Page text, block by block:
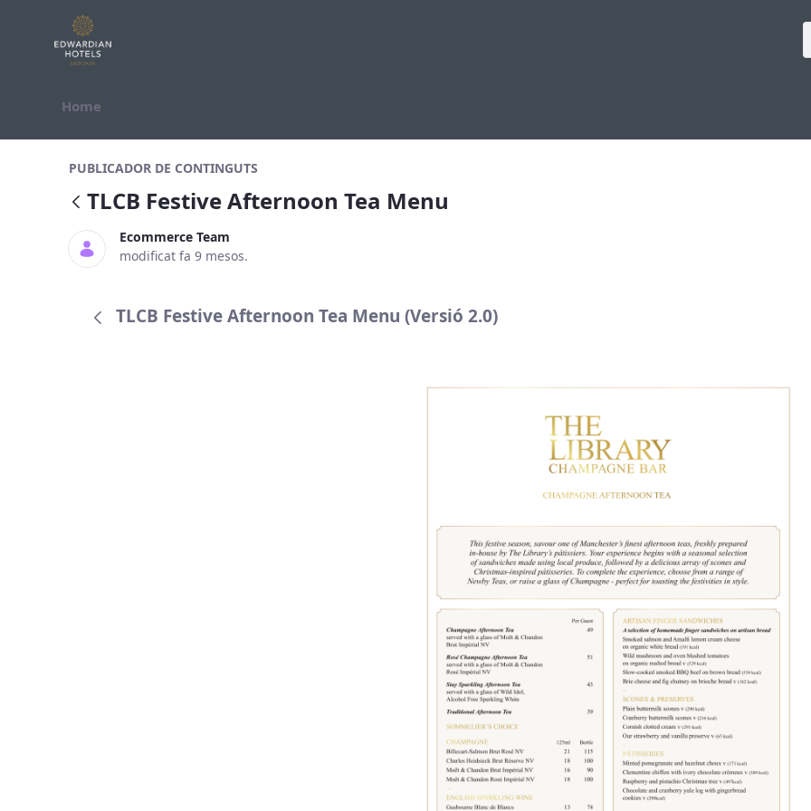
Salta al contigut
Home
PUBLICADOR DE CONTINGUTS
TLCB Festive Afternoon Tea Menu
Ecommerce Team
modificat fa 9 mesos.
TLCB Festive Afternoon Tea Menu (Versió 2.0)